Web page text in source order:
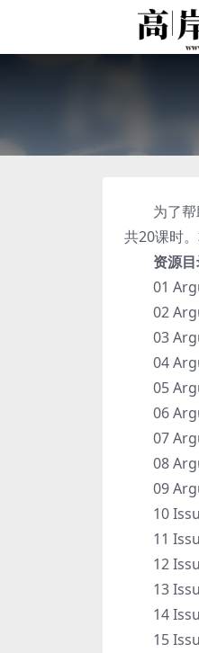
为了帮助
共20课时
资源
01
02
03
04
05
06
07
08
09
10
11
12
13
14
15